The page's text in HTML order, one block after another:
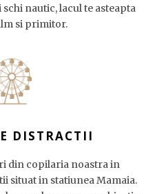
nautic, lacul te asteapta
si primitor.
DISTRACTII
din copilaria noastra in
situat in statiunea Mamaia.